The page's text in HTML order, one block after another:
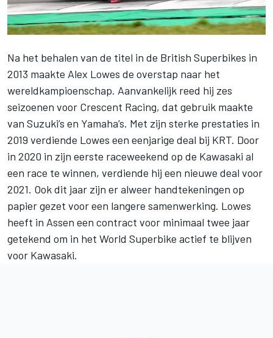
Na het behalen van de titel in de British Superbikes in
2013 maakte Alex Lowes de overstap naar het
wereldkampioenschap. Aanvankelijk reed hij zes
seizoenen voor Crescent Racing, dat gebruik maakte
van Suzuki’s en Yamaha’s. Met zijn sterke prestaties in
2019 verdiende Lowes een eenjarige deal bij KRT. Door
in 2020 in zijn eerste raceweekend op de Kawasaki al
een race te winnen, verdiende hij een nieuwe deal voor
2021. Ook dit jaar zijn er alweer handtekeningen op
papier gezet voor een langere samenwerking. Lowes
heeft in Assen een contract voor minimaal twee jaar
getekend om in het World Superbike actief te blijven
voor Kawasaki.